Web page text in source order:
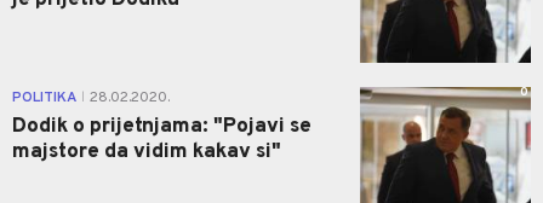
POLITIKA 28.02.2020.
Dodik o prijetnjama: "Pojavi se
majstore da vidim kakav si"
0